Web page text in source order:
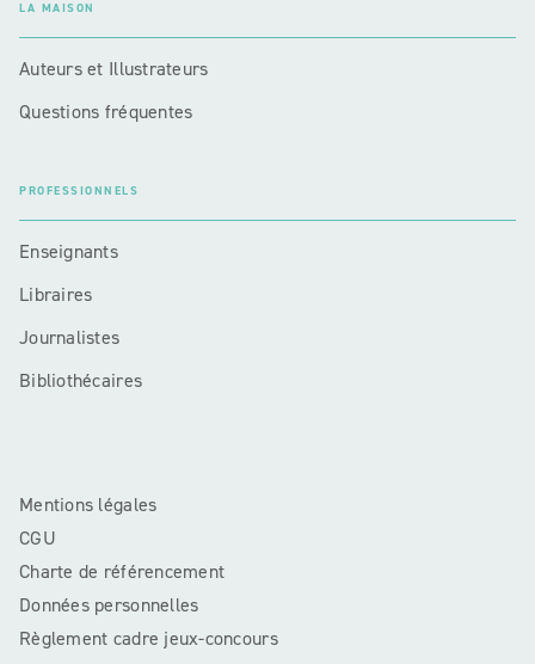
LA MAISON
Auteurs et Illustrateurs
Questions fréquentes
PROFESSIONNELS
Enseignants
Libraires
Journalistes
Bibliothécaires
Mentions légales
CGU
Charte de référencement
Données personnelles
Règlement cadre jeux-concours